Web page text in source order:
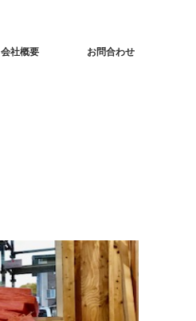
会社概要 お問合わせ